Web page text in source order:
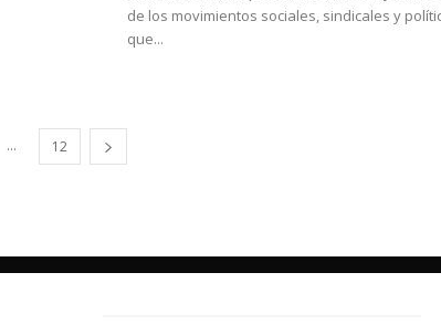
de los movimientos sociales, sindicales y
que...
... 12